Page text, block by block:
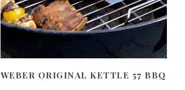
WEBER ORIGINAL KETTLE 57 BBQ